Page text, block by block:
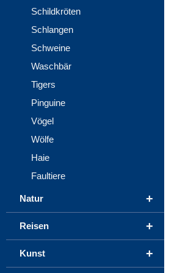
Schildkröten
Schlangen
Schweine
Waschbär
Tigers
Pinguine
Vögel
Wölfe
Haie
Faultiere
+
Natur
+
Reisen
+
Kunst